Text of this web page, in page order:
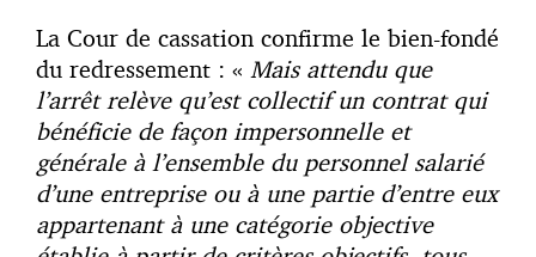
La Cour de cassation confirme le bien-fondé
du redressement : « Mais attendu que
l’arrêt relève qu’est collectif un contrat qui
bénéficie de façon impersonnelle et
générale à l’ensemble du personnel salarié
d’une entreprise ou à une partie d’entre eux
appartenant à une catégorie objective